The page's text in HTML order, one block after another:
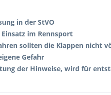
in der StVO
im Rennsport
sollten die Klappen nicht
Gefahr
der Hinweise, wird für